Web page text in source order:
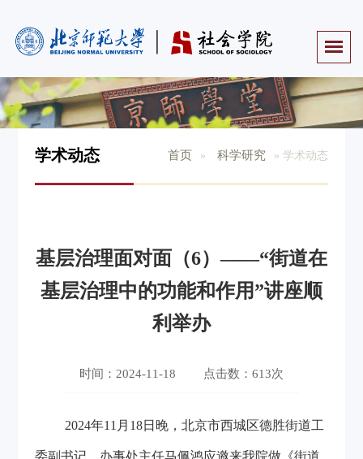
学术动态 首页 » 科学研究 » 学术动态
基层治理面对面（6）——“街道在
基层治理中的功能和作用”讲座顺
利举办
时间：2024-11-18 点击数： 613次
2024年11月18日晚，北京市西城区德胜街道工